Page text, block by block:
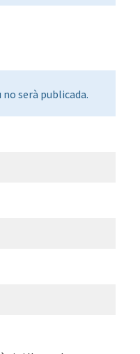
no serà publicada.